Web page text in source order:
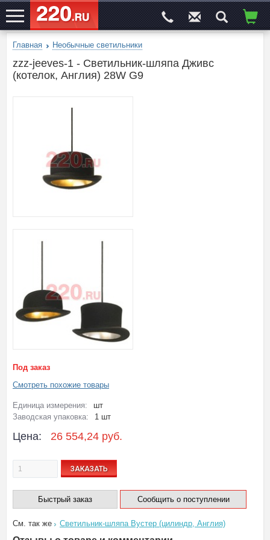
ЭЛЕКТРОСАЙТ№1
Главная Необычные светильники
zzz-jeeves-1 - Светильник-шляпа Дживс
(котелок, Англия) 28W G9
Под заказ
Смотреть похожие товары
Единица измерения:
шт
Заводская упаковка:
1 шт
Цена: 26 554,24 руб.
ЗАКАЗАТЬ
Быстрый заказ Сообщить о поступлении
См. так же Светильник-шляпа Вустер (цилиндр, Англия)